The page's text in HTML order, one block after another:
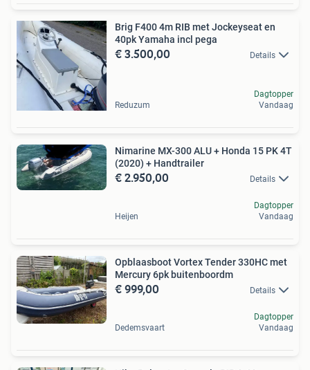
Brig F400 4m RIB met Jockeyseat en
40pk Yamaha incl pega
€ 3.500,00 Details
Reduzum
Dagtopper
Vandaag
Nimarine MX-300 ALU + Honda 15 PK 4T
(2020) + Handtrailer
€ 2.950,00 Details
Heijen
Dagtopper
Vandaag
Opblaasboot Vortex Tender 330HC met
Mercury 6pk buitenboordm
€ 999,00 Details
Dedemsvaart
Dagtopper
Vandaag